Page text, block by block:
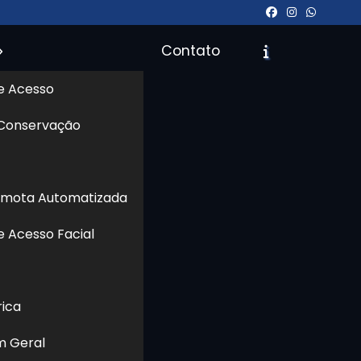
Acesso
Automatizada
Acesso Facial
Geral
Contato